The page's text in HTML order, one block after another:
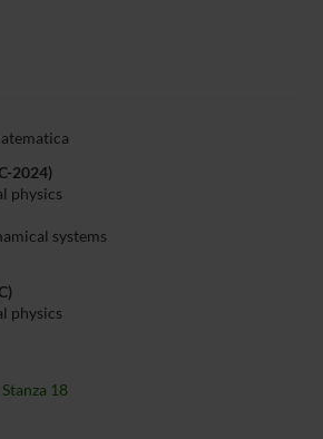
2024)
physics
systems
physics
18